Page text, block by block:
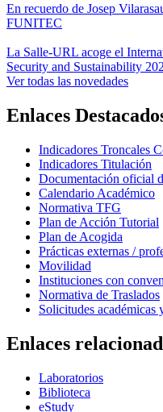
En recuerdo de Josep
FUNITEC
La Salle-URL acoge el
Security and Sustainability
Ver todas las novedades
Enlaces
Indicadores Troncales
Indicadores Titulación
Documentación oficial
Calendario Académico
Normativa TFG
Plan de Acción Tutorial
Plan de Acogida
Prácticas externas /
Movilidad
Instituciones con
Normativa de Traslados
Solicitudes académicas
Enlaces
Laboratorios
Biblioteca
eStudy